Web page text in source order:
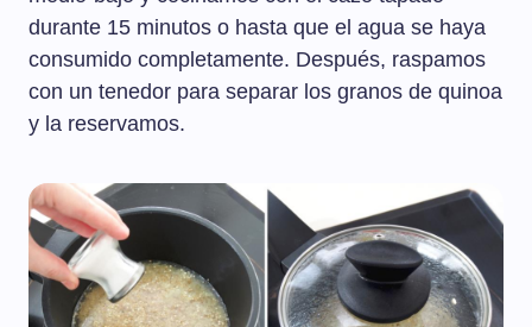
durante 15 minutos o hasta que el agua se haya
consumido completamente. Después, raspamos
con un tenedor para separar los granos de quinoa
y la reservamos.